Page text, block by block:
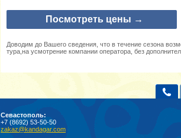
Посмотреть цены →
Доводим до Вашего сведения, что в течение сезона
тура,на усмотрение компании оператора, без
Севастополь:
+7 (8692) 53-50-50
zakaz@kandagar.com